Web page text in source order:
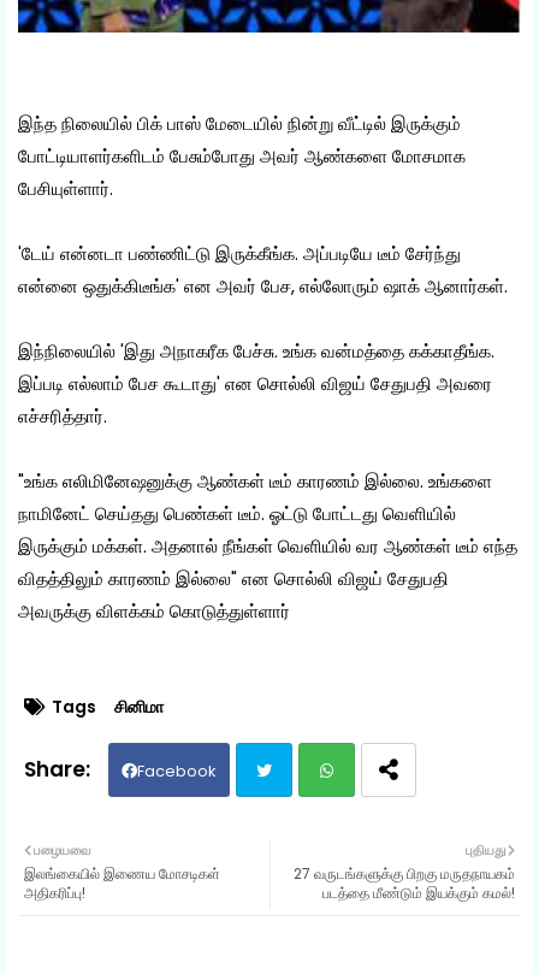
இந்த நிலையில் பிக் பாஸ் மேடையில் நின்று வீட்டில் இருக்கும்
போட்டியாளர்களிடம் பேசும்போது அவர் ஆண்களை மோசமாக
பேசியுள்ளார்.
'டேய் என்னடா பண்ணிட்டு இருக்கீங்க. அப்படியே டீம் சேர்ந்து
என்னை ஒதுக்கிடீங்க' என அவர் பேச, எல்லோரும் ஷாக் ஆனார்கள்.
இந்நிலையில் 'இது அநாகரீக பேச்சு. உங்க வன்மத்தை கக்காதீங்க.
இப்படி எல்லாம் பேச கூடாது' என சொல்லி விஜய் சேதுபதி அவரை
எச்சரித்தார்.
"உங்க எலிமினேஷனுக்கு ஆண்கள் டீம் காரணம் இல்லை. உங்களை
நாமினேட் செய்தது பெண்கள் டீம். ஓட்டு போட்டது வெளியில்
இருக்கும் மக்கள். அதனால் நீங்கள் வெளியில் வர ஆண்கள் டீம் எந்த
விதத்திலும் காரணம் இல்லை" என சொல்லி விஜய் சேதுபதி
அவருக்கு விளக்கம் கொடுத்துள்ளார்
Tags சினிமா
Facebook
ats
புதியது
27 வருடங்களுக்கு பிறகு மருதநாயகம்
படத்தை மீண்டும் இயக்கும் கமல்!
பழையவை
இலங்கையில் இணைய மோசடிகள்
அதிகரிப்பு!